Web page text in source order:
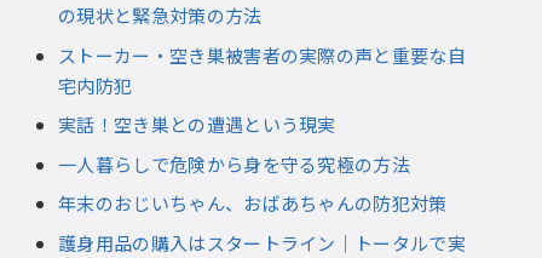
の現状と緊急対策の方法
ストーカー・空き巣被害者の実際の声と重要な自
宅内防犯
実話！空き巣との遭遇という現実
一人暮らしで危険から身を守る究極の方法
年末のおじいちゃん、おばあちゃんの防犯対策
護身用品の購入はスタートライン｜トータルで実